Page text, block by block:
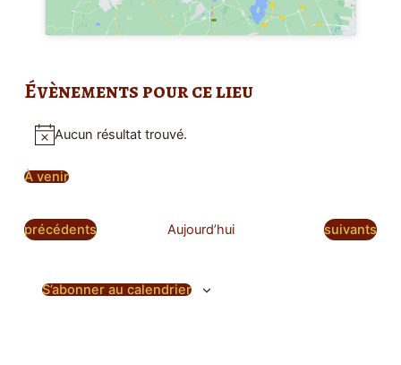
Évènements pour ce lieu
Notice
Aucun résultat trouvé.
À venir
date.
Évènements
précédents Aujourd’hui Évènements
suivants
S’abonner au calendrier